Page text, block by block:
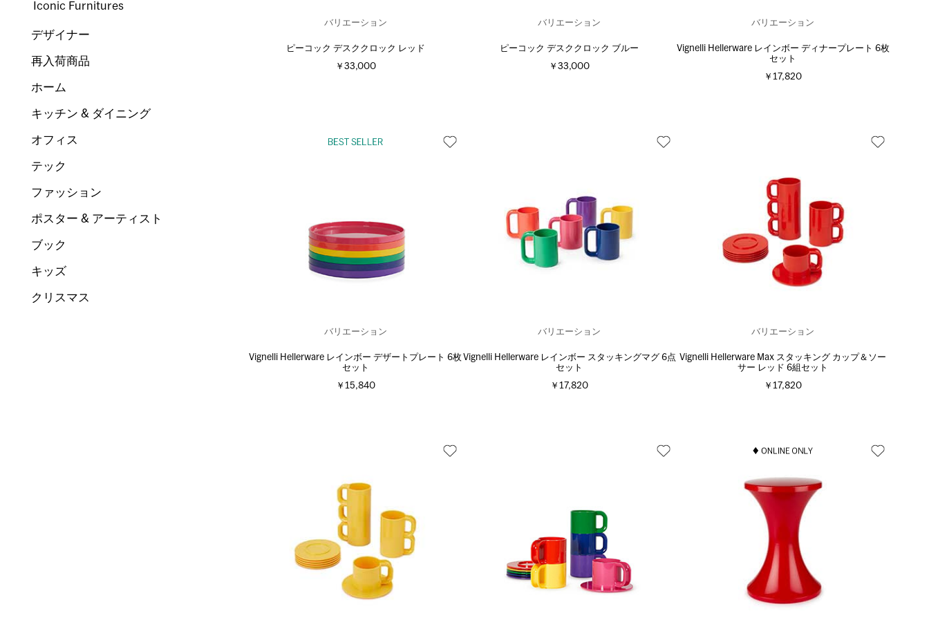
バリエーション
ピーコック デスククロック レッド
￥33,000
バリエーション
ピーコック デスククロック ブルー
￥33,000
バリエーション
Vignelli Hellerware レインボー ディナープレート 6枚
セット
￥17,820
バリエーション
Vignelli Hellerware レインボー デザートプレート 6枚
セット
￥15,840
バリエーション
Vignelli Hellerware レインボー スタッキングマグ 6点
セット
￥17,820
バリエーション
Vignelli Hellerware Max スタッキング カップ＆ソー
サー レッド 6組セット
￥17,820
Iconic Furnitures
デザイナー
再入荷商品
ホーム
キッチン & ダイニング
オフィス
テック
ファッション
ポスター & アーティスト
ブック
キッズ
クリスマス